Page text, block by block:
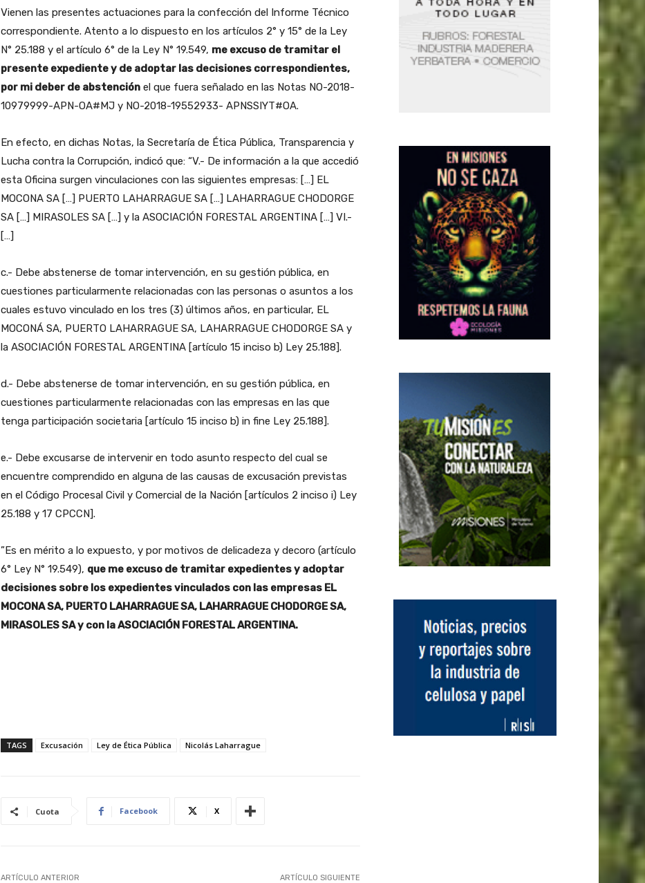
Vienen las presentes actuaciones para la confección del Informe Técnico
correspondiente. Atento a lo dispuesto en los artículos 2° y 15° de la Ley
N° 25.188 y el artículo 6° de la Ley N° 19.549, me excuso de tramitar el
presente expediente y de adoptar las decisiones correspondientes,
por mi deber de abstenciónel que fuera señalado en las Notas NO-2018-
10979999-APN-OA#MJ y NO-2018-19552933- APNSSIYT#OA.
En efecto, en dichas Notas, la Secretaría de Ética Pública, Transparencia y
Lucha contra la Corrupción, indicó que: “V.- De información a la que accedió
esta Oficina surgen vinculaciones con las siguientes empresas: […] EL
MOCONA SA […] PUERTO LAHARRAGUE SA […] LAHARRAGUE CHODORGE
SA […] MIRASOLES SA […] y la ASOCIACIÓN FORESTAL ARGENTINA […] VI.-
[…]
c.- Debe abstenerse de tomar intervención, en su gestión pública, en
cuestiones particularmente relacionadas con las personas o asuntos a los
cuales estuvo vinculado en los tres (3) últimos años, en particular, EL
MOCONÁ SA, PUERTO LAHARRAGUE SA, LAHARRAGUE CHODORGE SA y
la ASOCIACIÓN FORESTAL ARGENTINA [artículo 15 inciso b) Ley 25.188].
d.- Debe abstenerse de tomar intervención, en su gestión pública, en
cuestiones particularmente relacionadas con las empresas en las que
tenga participación societaria [artículo 15 inciso b) in fine Ley 25.188].
e.- Debe excusarse de intervenir en todo asunto respecto del cual se
encuentre comprendido en alguna de las causas de excusación previstas
en el Código Procesal Civil y Comercial de la Nación [artículos 2 inciso i) Ley
25.188 y 17 CPCCN].
”Es en mérito a lo expuesto, y por motivos de delicadeza y decoro (artículo
6° Ley N° 19.549), que me excuso de tramitar expedientes y adoptar
decisiones sobre los expedientes vinculados con las empresas EL
MOCONA SA, PUERTO LAHARRAGUE SA, LAHARRAGUE CHODORGE SA,
MIRASOLES SA y con la ASOCIACIÓN FORESTAL ARGENTINA.
TAGS Excusación Ley de Ética Pública Nicolás Laharrague
Cuota Facebook X
ARTÍCULO ANTERIOR ARTÍCULO SIGUIENTE